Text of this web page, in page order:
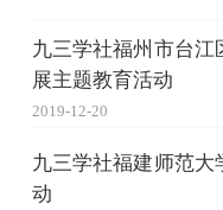
九三学社福州市台
展主题教育活动
2019-12-20
九三学社福建师范
动